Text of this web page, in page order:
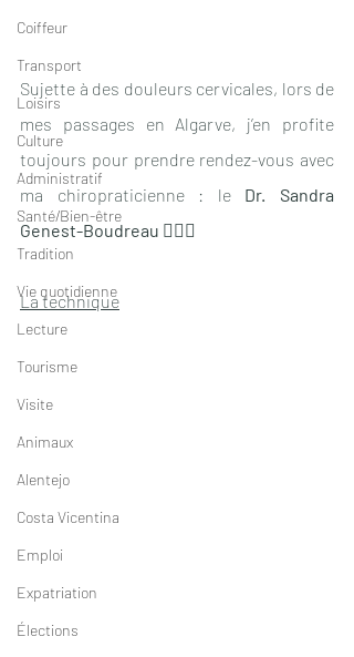
Coiffeur
Transport
Loisirs
Culture
Administratif
Santé/Bien-être
Tradition
Vie quotidienne
Lecture
Tourisme
Visite
Animaux
Alentejo
Costa Vicentina
Emploi
Expatriation
Élections
Sujette à des douleurs cervicales, lors de
mes passages en Algarve, j’en profite
toujours pour prendre rendez-vous avec
ma chiropraticienne : le Dr. Sandra
Genest-Boudreau 👩🏼‍⚕️
La technique